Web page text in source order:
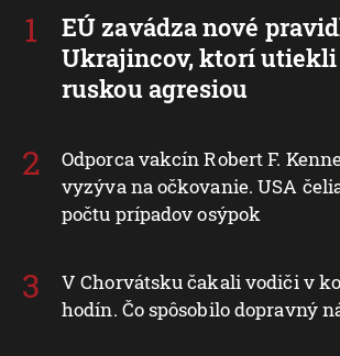
EÚ zavádza nové
Ukrajincov, ktorí utiekli
ruskou agresiou
Odporca vakcín Robert F.
vyzýva na očkovanie. USA
počtu prípadov osýpok
V Chorvátsku čakali vodiči v
hodín. Čo spôsobilo dopravný